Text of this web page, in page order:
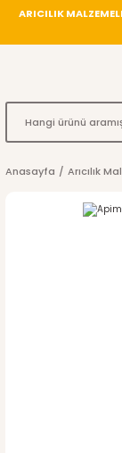
ARICILIK
Anasayfa Arıcılık